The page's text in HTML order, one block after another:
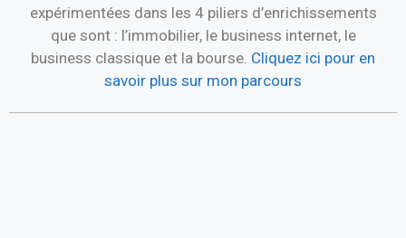
expérimentées dans les 4 piliers d’enrichissements
que sont : l’immobilier, le business internet, le
business classique et la bourse. Cliquez ici pour en
savoir plus sur mon parcours